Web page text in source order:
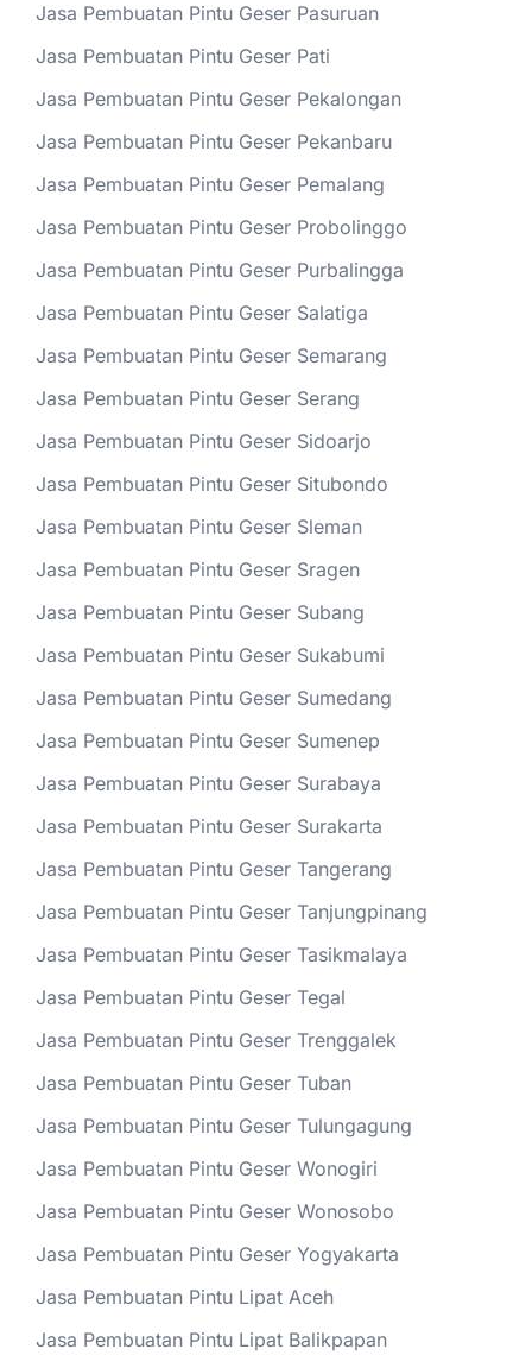
Jasa Pembuatan Pintu Geser Pasuruan
Jasa Pembuatan Pintu Geser Pati
Jasa Pembuatan Pintu Geser Pekalongan
Jasa Pembuatan Pintu Geser Pekanbaru
Jasa Pembuatan Pintu Geser Pemalang
Jasa Pembuatan Pintu Geser Probolinggo
Jasa Pembuatan Pintu Geser Purbalingga
Jasa Pembuatan Pintu Geser Salatiga
Jasa Pembuatan Pintu Geser Semarang
Jasa Pembuatan Pintu Geser Serang
Jasa Pembuatan Pintu Geser Sidoarjo
Jasa Pembuatan Pintu Geser Situbondo
Jasa Pembuatan Pintu Geser Sleman
Jasa Pembuatan Pintu Geser Sragen
Jasa Pembuatan Pintu Geser Subang
Jasa Pembuatan Pintu Geser Sukabumi
Jasa Pembuatan Pintu Geser Sumedang
Jasa Pembuatan Pintu Geser Sumenep
Jasa Pembuatan Pintu Geser Surabaya
Jasa Pembuatan Pintu Geser Surakarta
Jasa Pembuatan Pintu Geser Tangerang
Jasa Pembuatan Pintu Geser Tanjungpinang
Jasa Pembuatan Pintu Geser Tasikmalaya
Jasa Pembuatan Pintu Geser Tegal
Jasa Pembuatan Pintu Geser Trenggalek
Jasa Pembuatan Pintu Geser Tuban
Jasa Pembuatan Pintu Geser Tulungagung
Jasa Pembuatan Pintu Geser Wonogiri
Jasa Pembuatan Pintu Geser Wonosobo
Jasa Pembuatan Pintu Geser Yogyakarta
Jasa Pembuatan Pintu Lipat Aceh
Jasa Pembuatan Pintu Lipat Balikpapan